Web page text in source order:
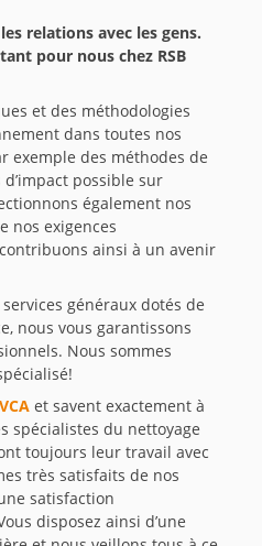
relations avec les gens.
pour nous chez RSB
et des méthodologies
dans toutes nos
exemple des méthodes de
possible sur
également nos
nos exigences
ainsi à un avenir
généraux dotés de
nous vous garantissons
Nous sommes
et savent exactement à
spécialistes du nettoyage
toujours leur travail avec
très satisfaits de nos
satisfaction
disposez ainsi d’une